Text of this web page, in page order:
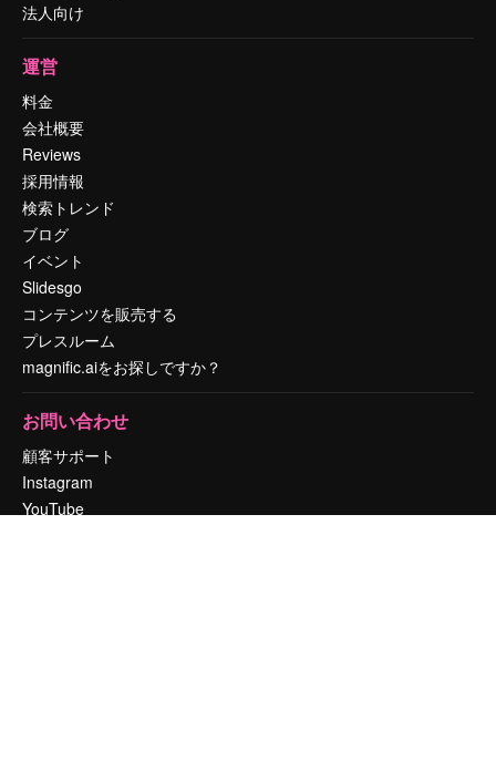
法人向け
運営
料金
会社概要
Reviews
採用情報
検索トレンド
ブログ
イベント
Slidesgo
コンテンツを販売する
プレスルーム
magnific.aiをお探しですか？
お問い合わせ
顧客サポート
Instagram
YouTube